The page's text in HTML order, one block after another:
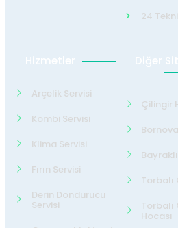
24
Hizmetler
Arçelik Servisi
Kombi Servisi
Klima Servisi
Fırın Servisi
Derin Dondurucu
Servisi
Diğer
Çilingir
Torbalı
Torbalı
Hocası